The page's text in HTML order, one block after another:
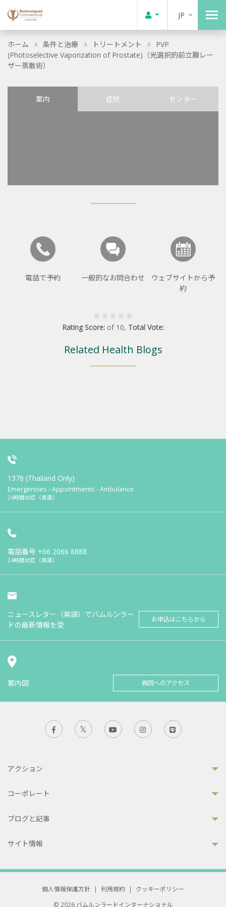
JP
ホーム 条件と治療 トリートメント
PVP
(Photoselective Vaporization of Prostate)（光選択的前立腺レー
ザー蒸散術）
案内 症状 センター
電話で予約 一般的なお問合わせ
ウェブサイトから予
約
Rating Score: of 10, Total Vote:
Related Health Blogs
1378 (Thailand Only)
Emergencies - Appointments - Ambulance
24時間対応（英語）
電話番号 +66 2066 8888
24時間対応（英語）
ニュースレター（英語）でバムルンラー
ドの最新情報を受
お申込はこちらから
案内図 病院へのアクセス
アクション
コーポレート
ブログと記事
サイト情報
個人情報保護方針 | 利用規約 |
クッキーポリシー
© 2026 バムルンラードインターナショナル